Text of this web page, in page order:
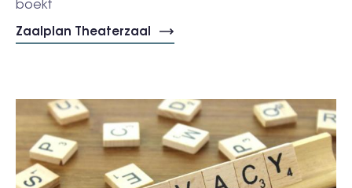
boekt
Zaalplan Theaterzaal